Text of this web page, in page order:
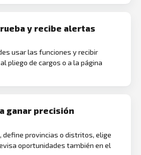
y recibe alertas
usar las funciones y recibir
pliego de cargos o a la página
ganar precisión
define provincias o distritos, elige
oportunidades también en el